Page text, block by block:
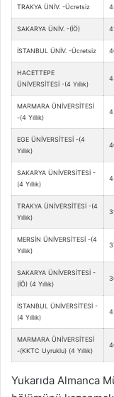
TRAKYA ÜNİV. -Ücretsiz
SAKARYA ÜNİV. -(İÖ)
İSTANBUL ÜNİV. -Ücretsiz
HACETTEPE
ÜNİVERSİTESİ -(4 Yıllık)
MARMARA ÜNİVERSİTESİ
-(4 Yıllık)
EGE ÜNİVERSİTESİ -(4
Yıllık)
SAKARYA ÜNİVERSİTESİ -
(4 Yıllık)
TRAKYA ÜNİVERSİTESİ -(4
Yıllık)
MERSİN ÜNİVERSİTESİ -(4
Yıllık)
SAKARYA ÜNİVERSİTESİ -
(İÖ) (4 Yıllık)
İSTANBUL ÜNİVERSİTESİ -
(4 Yıllık)
MARMARA ÜNİVERSİTESİ
-(KKTC Uyruklu) (4 Yıllık)
Yukarıda Almanca